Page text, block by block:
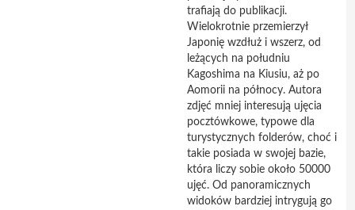
trafiają do publikacji.
Wielokrotnie przemierzył
Japonię wzdłuż i wszerz, od
leżących na południu
Kagoshima na Kiusiu, aż po
Aomorii na północy. Autora
zdjęć mniej interesują ujęcia
pocztówkowe, typowe dla
turystycznych folderów, choć i
takie posiada w swojej bazie,
która liczy sobie około 50000
ujęć. Od panoramicznych
widoków bardziej intrygują go